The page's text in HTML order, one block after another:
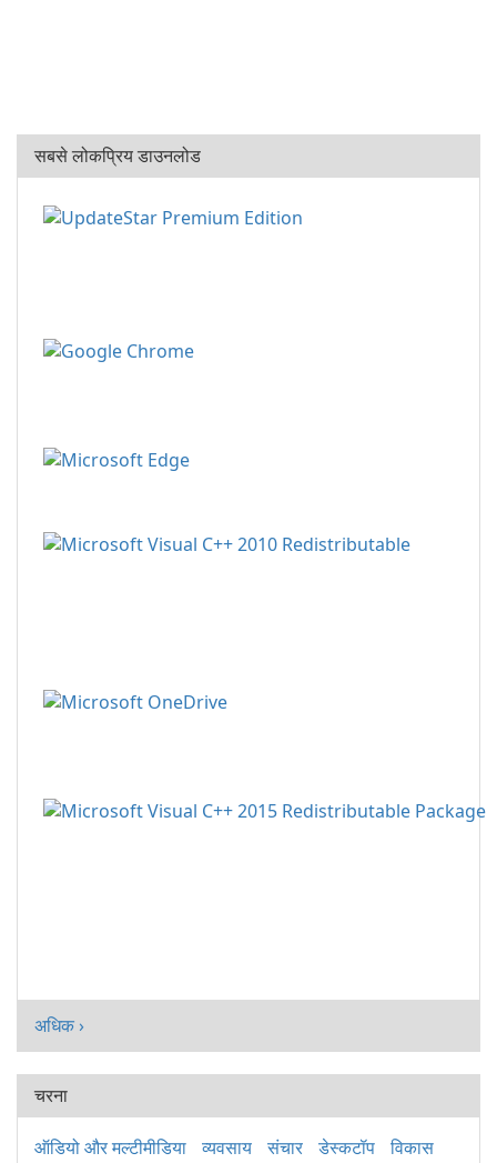
सबसे लोकप्रिय डाउनलोड
अधिक ›
चरना
ऑडियो और मल्टीमीडिया व्यवसाय संचार डेस्कटॉप
विकास